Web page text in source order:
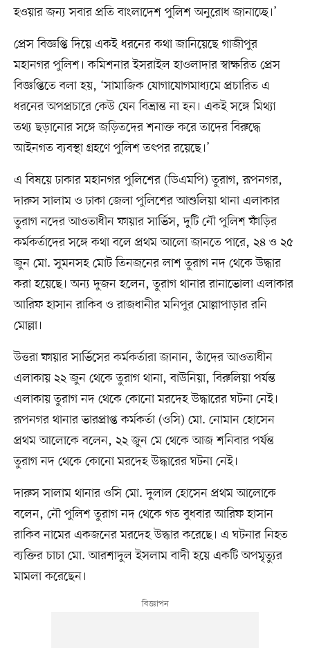
হওয়ার জন্য সবার প্রতি বাংলাদেশ পুলিশ অনুরোধ জানাচ্ছে।’
প্রেস বিজ্ঞপ্তি দিয়ে একই ধরনের কথা জানিয়েছে গাজীপুর
মহানগর পুলিশ। কমিশনার ইসরাইল হাওলাদার স্বাক্ষরিত প্রেস
বিজ্ঞপ্তিতে বলা হয়, ‘সামাজিক যোগাযোগমাধ্যমে প্রচারিত এ
ধরনের অপপ্রচারে কেউ যেন বিভ্রান্ত না হন। একই সঙ্গে মিথ্যা
তথ্য ছড়ানোর সঙ্গে জড়িতদের শনাক্ত করে তাদের বিরুদ্ধে
আইনগত ব্যবস্থা গ্রহণে পুলিশ তৎপর রয়েছে।’
এ বিষয়ে ঢাকার মহানগর পুলিশের (ডিএমপি) তুরাগ, রূপনগর,
দারুস সালাম ও ঢাকা জেলা পুলিশের আশুলিয়া থানা এলাকার
তুরাগ নদের আওতাধীন ফায়ার সার্ভিস, দুটি নৌ পুলিশ ফাঁড়ির
কর্মকর্তাদের সঙ্গে কথা বলে প্রথম আলো জানতে পারে, ২৪ ও ২৫
জুন মো. সুমনসহ মোট তিনজনের লাশ তুরাগ নদ থেকে উদ্ধার
করা হয়েছে। অন্য দুজন হলেন, তুরাগ থানার রানাভোলা এলাকার
আরিফ হাসান রাকিব ও রাজধানীর মনিপুর মোল্লাপাড়ার রনি
মোল্লা।
উত্তরা ফায়ার সার্ভিসের কর্মকর্তারা জানান, তাঁদের আওতাধীন
এলাকায় ২২ জুন থেকে তুরাগ থানা, বাউনিয়া, বিরুলিয়া পর্যন্ত
এলাকায় তুরাগ নদ থেকে কোনো মরদেহ উদ্ধারের ঘটনা নেই।
রূপনগর থানার ভারপ্রাপ্ত কর্মকর্তা (ওসি) মো. নোমান হোসেন
প্রথম আলোকে বলেন, ২২ জুন মে থেকে আজ শনিবার পর্যন্ত
তুরাগ নদ থেকে কোনো মরদেহ উদ্ধারের ঘটনা নেই।
দারুস সালাম থানার ওসি মো. দুলাল হোসেন প্রথম আলোকে
বলেন, নৌ পুলিশ তুরাগ নদ থেকে গত বুধবার আরিফ হাসান
রাকিব নামের একজনের মরদেহ উদ্ধার করেছে। এ ঘটনার নিহত
ব্যক্তির চাচা মো. আরশাদুল ইসলাম বাদী হয়ে একটি অপমৃত্যুর
মামলা করেছেন।